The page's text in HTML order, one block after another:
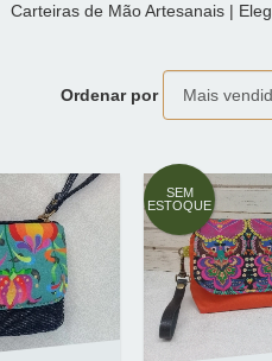
Carteiras de Mão Artesanais |
Ordenar por
SEM
ESTOQUE